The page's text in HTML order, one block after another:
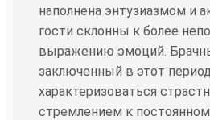
наполнена энтузиазмом и
гости склонны к более
выражению эмоций.
заключенный в этот
характеризоваться
стремлением к